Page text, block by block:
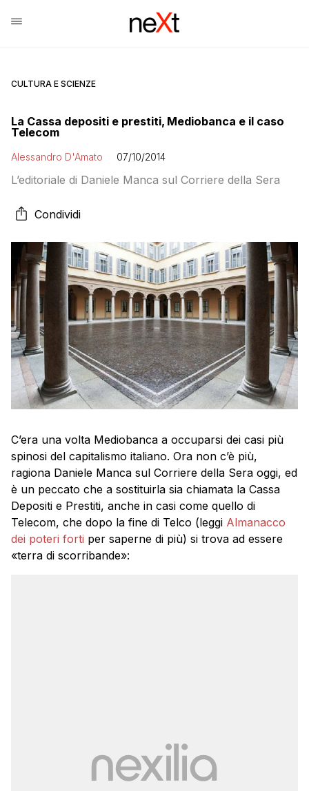
CULTURA E SCIENZE
La Cassa depositi e prestiti, Mediobanca e il caso
Telecom
Alessandro D'Amato 07/10/2014
L’editoriale di Daniele Manca sul Corriere della Sera
Condividi
C’era una volta Mediobanca a occuparsi dei casi più
spinosi del capitalismo italiano. Ora non c’è più,
ragiona Daniele Manca sul Corriere della Sera oggi, ed
è un peccato che a sostituirla sia chiamata la Cassa
Depositi e Prestiti, anche in casi come quello di
Telecom, che dopo la fine di Telco (leggi Almanacco
dei poteri forti per saperne di più) si trova ad essere
«terra di scorribande»: